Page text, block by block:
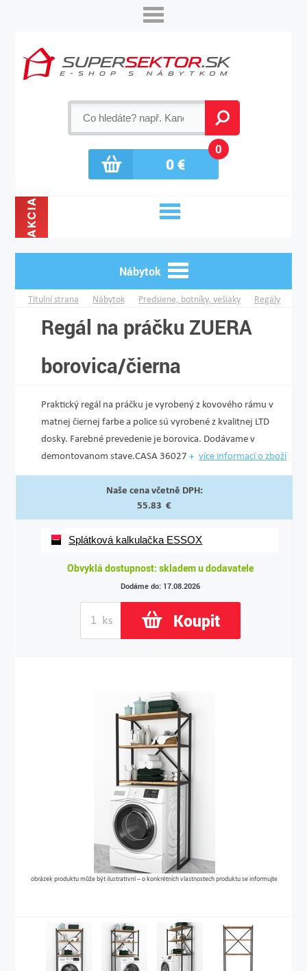
0€
0
AKCIA
Nábytok
Titulní strana Nábytok Predsiene, botníky, vešiaky Regály
Regál na práčku ZUERA
borovica/čierna
Praktický regál na práčku je vyrobený z kovového rámu v
matnej čiernej farbe a police sú vyrobené z kvalitnej LTD
dosky. Farebné prevedenie je borovica. Dodávame v
demontovanom stave.CASA 36027
více informací o zboží
Naše cena včetně DPH:
55.83 €
Splátková kalkulačka ESSOX
Obvyklá dostupnost: skladem u dodavatele
Dodáme do: 17.08.2026
Koupit
obrázek produktu může být ilustrativní – o konkrétních vlastnostech produktu se informujte